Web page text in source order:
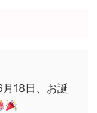
18日、お誕